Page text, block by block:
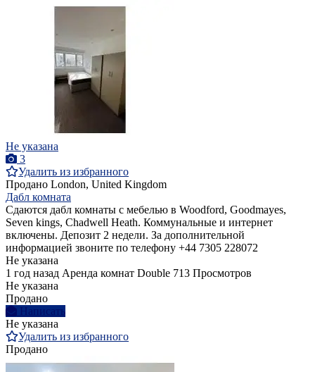
Не указана
3
Удалить из избранного
Продано London, United Kingdom
Дабл комната
Сдаются дабл комнаты с мебелью в Woodford, Goodmayes,
Seven kings, Chadwell Heath. Коммунальные и интернет
включены. Депозит 2 недели. За дополнительной
информацией звоните по телефону +44 7305 228072
Не указана
1 год назад Аренда комнат Double 713 Просмотров
Не указана
Продано
Написать
Не указана
Удалить из избранного
Продано